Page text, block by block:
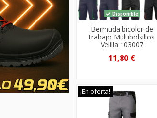
Disponible
Bermuda bicolor de
trabajo Multibolsillos
Velilla 103007
11,80 €
¡En oferta!